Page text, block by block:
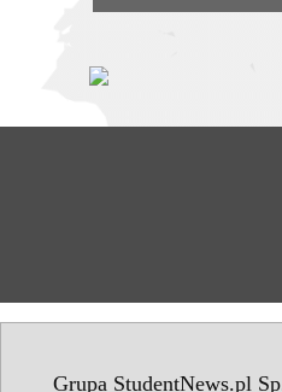
Grupa StudentNews.pl